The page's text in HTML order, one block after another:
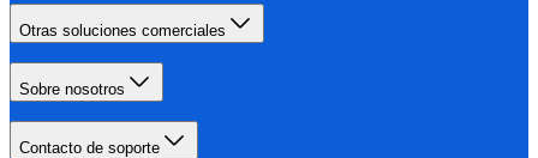
Otras soluciones comerciales
Sobre nosotros
Contacto de soporte